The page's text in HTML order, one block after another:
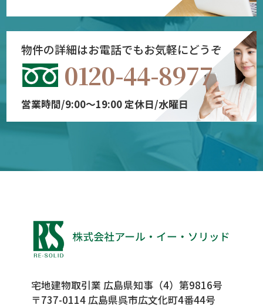
物件の詳細はお電話でもお気軽にどうぞ
0120-44-8977
営業時間/9:00～19:00 定休日/水曜日
宅地建物取引業 広島県知事（4）第9816号
〒737-0114 広島県呉市広文化町4番44号